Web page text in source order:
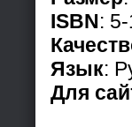
ISBN:
Язык:
Для